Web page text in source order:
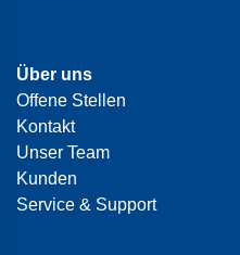
Über uns
Offene Stellen
Kontakt
Unser Team
Kunden
Service & Support